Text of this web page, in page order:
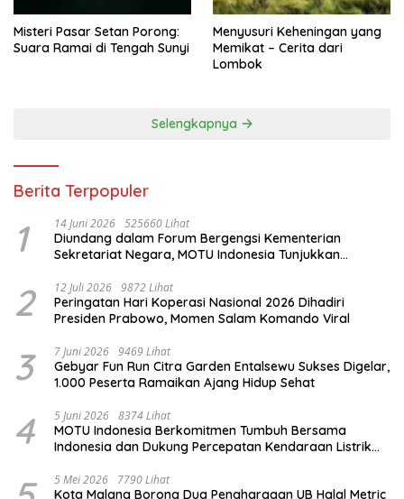
Misteri Pasar Setan Porong:
Suara Ramai di Tengah Sunyi
Menyusuri Keheningan yang
Memikat – Cerita dari
Lombok
Selengkapnya
Berita Terpopuler
1 14 Juni 2026 525660 Lihat
Diundang dalam Forum Bergengsi Kementerian
Sekretariat Negara, MOTU Indonesia Tunjukkan
2 12 Juli 2026 9872 Lihat
Peringatan Hari Koperasi Nasional 2026 Dihadiri
Presiden Prabowo, Momen Salam Komando Viral
3 7 Juni 2026 9469 Lihat
Gebyar Fun Run Citra Garden Entalsewu Sukses Digelar,
1.000 Peserta Ramaikan Ajang Hidup Sehat
4 5 Juni 2026 8374 Lihat
MOTU Indonesia Berkomitmen Tumbuh Bersama
Indonesia dan Dukung Percepatan Kendaraan Listrik
5 Mei 2026 7790 Lihat
Kota Malang Borong Dua Penghargaan UB Halal Metric